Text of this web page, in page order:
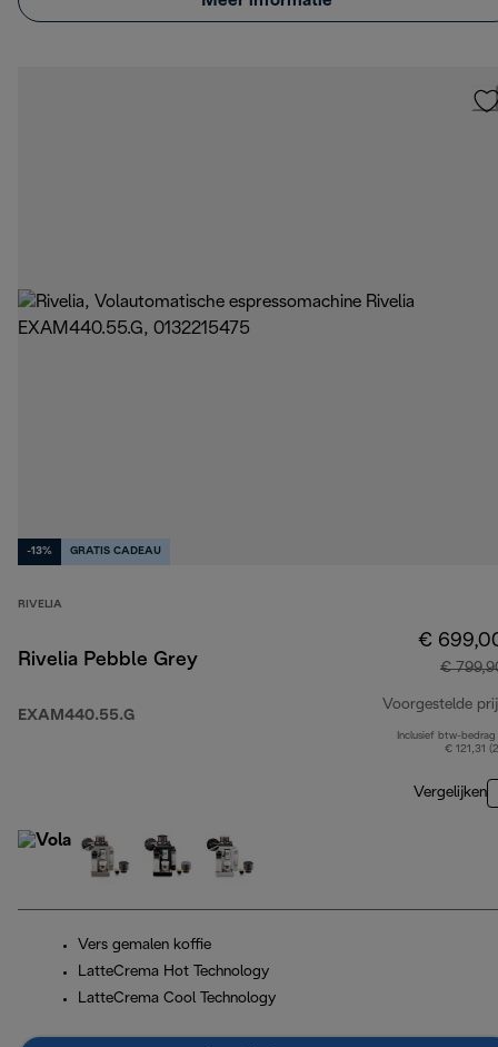
-13% GRATIS CADEAU
RIVELIA
Rivelia Pebble Grey
EXAM440.55.G
€
€
Voorgestelde
Inclusief btw-bedrag
€ 121,31
Vergelijken
Vers gemalen koffie
LatteCrema Hot Technology
LatteCrema Cool Technology